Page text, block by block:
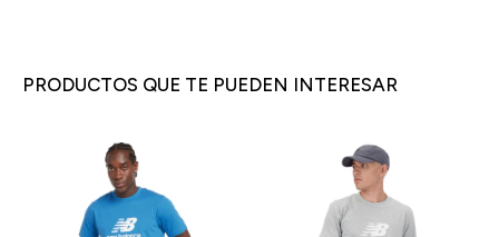
PRODUCTOS QUE TE PUEDEN INTERESAR